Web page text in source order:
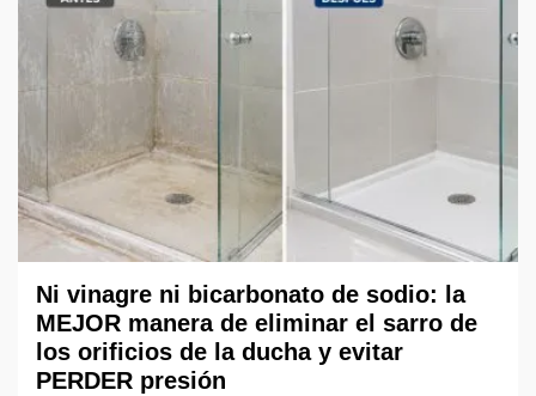
Ni vinagre ni bicarbonato de sodio: la
MEJOR manera de eliminar el sarro de
los orificios de la ducha y evitar
PERDER presión